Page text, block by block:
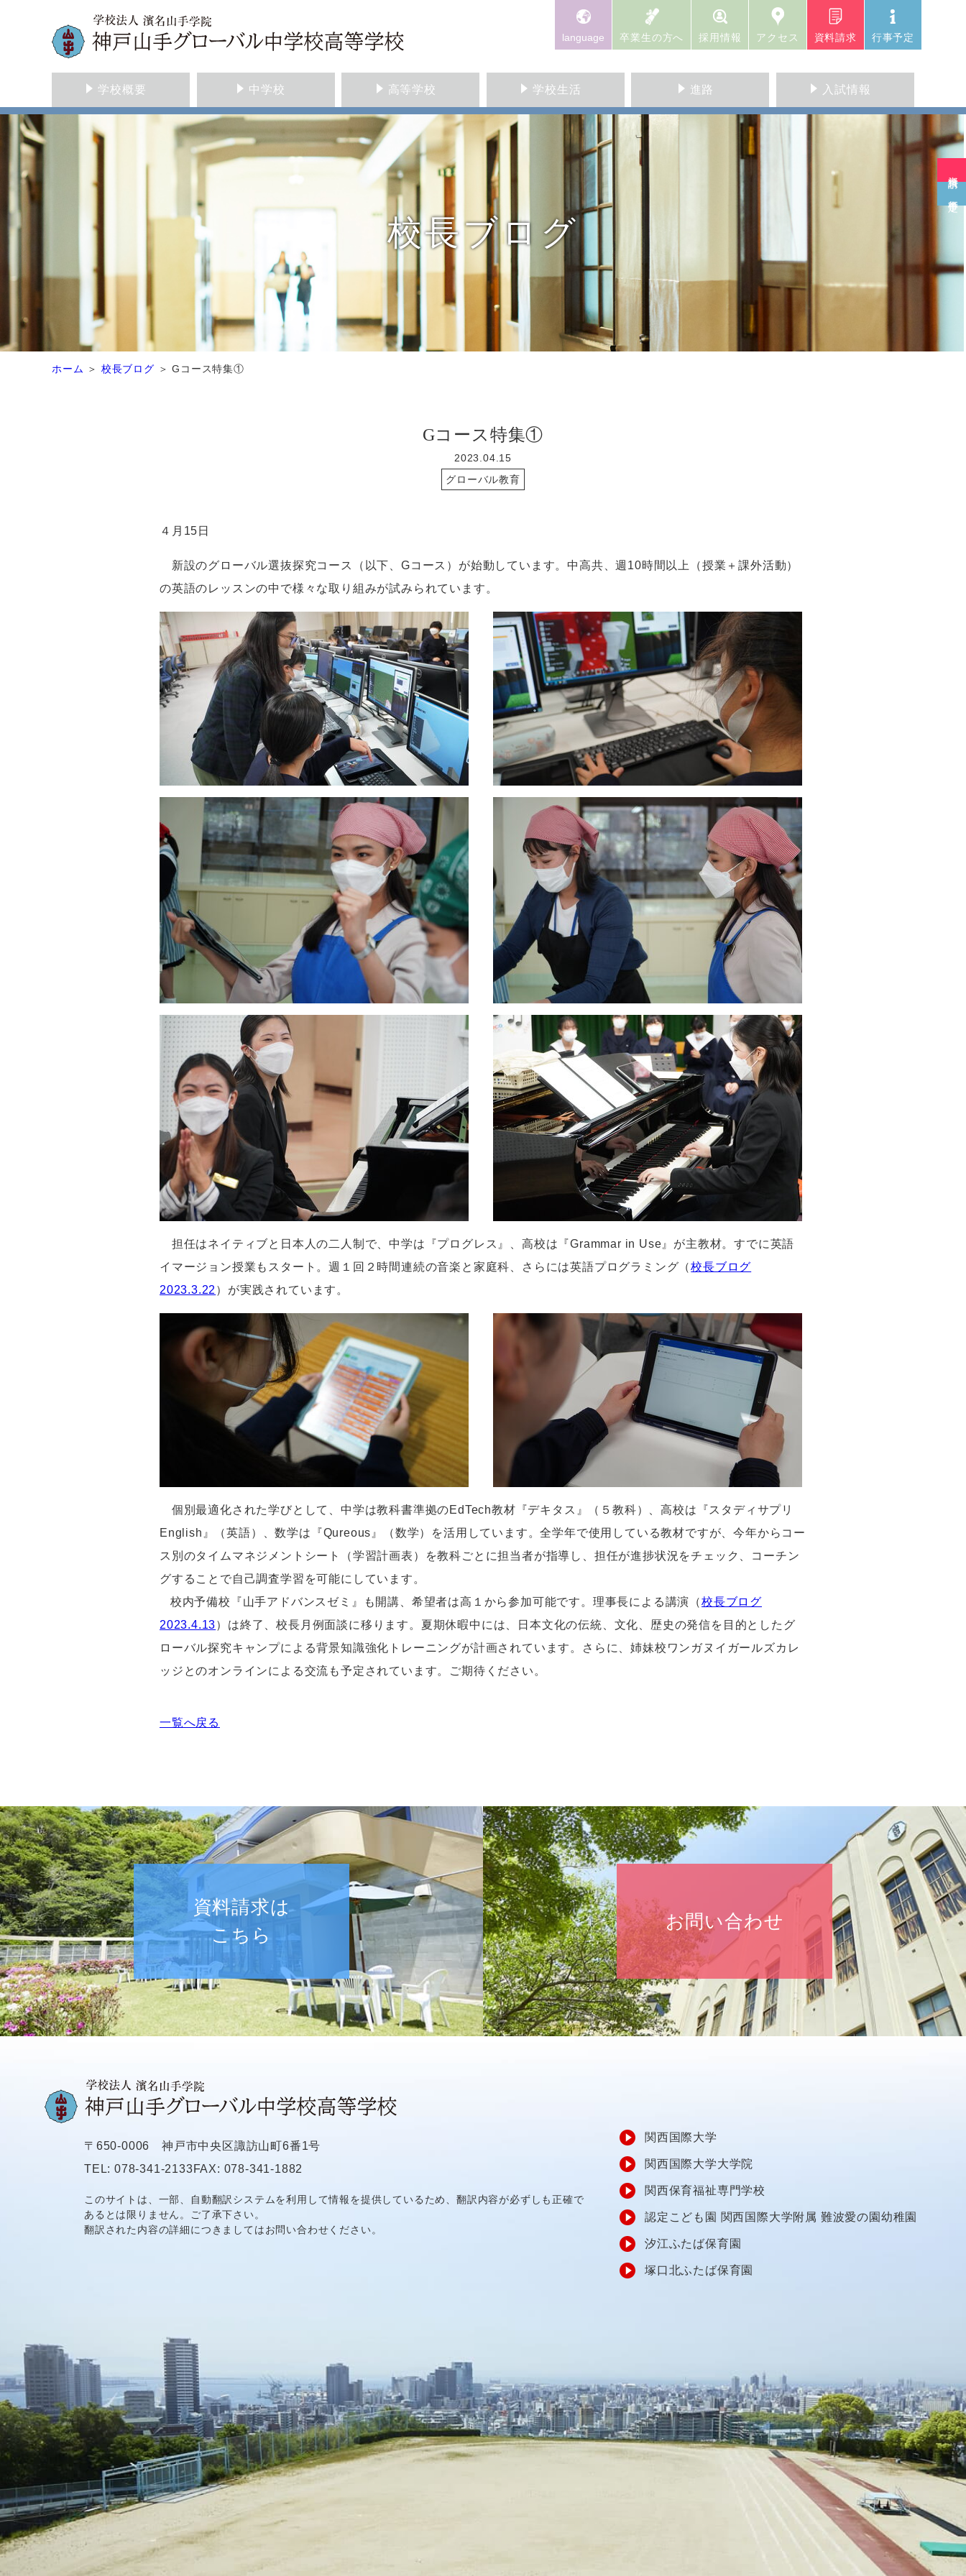
language 卒業生の方へ 採用情報 アクセス 資料請求 行事予定
学校概要 中学校 高等学校 学校生活 進路 入試情報
校長ブログ
ホーム 校長ブログ Gコース特集①
Gコース特集①
2023.04.15
グローバル教育
４月 15 日
新設のグローバル選抜探究コース（以下、 Gコース）が始動しています。中高共、週 10時間以上（授業＋課外活動）
の英語のレッスンの中で様々な取り組みが試みられています。
担任はネイティブと日本人の二人制で、中学は『プログレス』、高校は『Grammar in Use 』が主教材。すでに英語
イマージョン授業もスタート。週１回２時間連続の音楽と家庭科、さらには英語プログラミング（校長ブログ
2023.3.22 ）が実践されています。
個別最適化された学びとして、中学は教科書準拠のEdTech教材『デキタス』（５教科）、高校は『スタディサプリ
English 』（英語）、数学は『Qureous 』（数学）を活用しています。全学年で使用している教材ですが、今年からコー
ス別のタイムマネジメントシート（学習計画表）を教科ごとに担当者が指導し、担任が進捗状況をチェック、コーチン
グすることで自己調査学習を可能にしています。
校内予備校『山手アドバンスゼミ』も開講、希望者は高１から参加可能です。理事長による講演（校長ブログ
2023.4.13） は終了、校長月例面談に移ります。夏期休暇中には、日本文化の伝統、文化、歴史の発信を目的としたグ
ローバル探究キャンプによる背景知識強化トレーニングが計画されています。さらに、姉妹校ワンガヌイガールズカレ
ッジとのオンラインによる交流も予定されています。ご期待ください。
一覧へ戻る
資料請求は
こちら
お問い合わせ
関西国際大学
関西国際大学大学院
関西保育福祉専門学校
認定こども園 関西国際大学附属 難波愛の園幼稚園
汐江ふたば保育園
塚口北ふたば保育園
〒650-0006 神戸市中央区諏訪山町6番1号
TEL: 078-341-2133FAX: 078-341-1882
このサイトは、一部、自動翻訳システムを利用して情報を提供しているため、翻訳内容が必ずしも正確で
あるとは限りません。ご了承下さい。
翻訳された内容の詳細につきましてはお問い合わせください。